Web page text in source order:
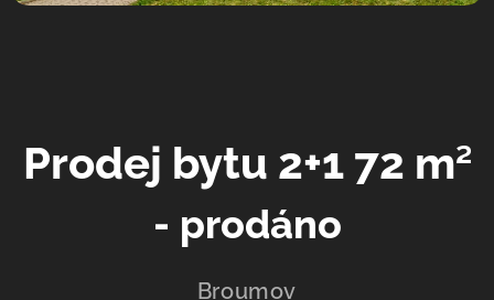
Prodej bytu 2+1 72 m²
- prodáno
Broumov